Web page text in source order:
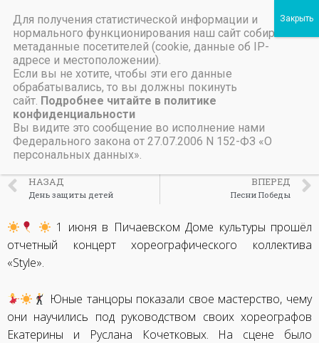
Пичаевский дом культуры
Отчетный концерт
хореографического
коллектива «Styl»
2 июня, 2025
НАЗАД
День защиты детей
ВПЕРЕД
Песни Победы
1 июня в Пичаевском Доме культуры прошёл
отчетный концерт хореографического коллектива
«Style».
Юные танцоры показали свое мастерство, чему
они научились под руководством своих хореографов
Екатерины и Руслана Кочетковых. На сцене было
Для получения статистической информации и
нормального функционирования наш сайт собирает
метаданные посетителей (cookie, данные об IP-
адресе и местоположении).
Если вы не хотите, чтобы эти его данные
обрабатывались, то вы должны покинуть
сайт. Подробнее читайте в политике
конфиденциальности
Вы видите это сообщение во исполнение нами
Федерального закона от 27.07.2006 N 152-ФЗ «О
персональных данных».